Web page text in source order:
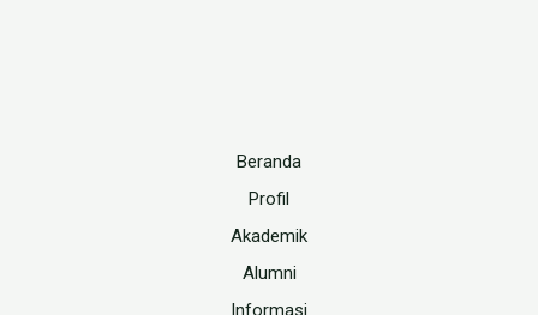
Beranda
Profil
Akademik
Alumni
Informasi